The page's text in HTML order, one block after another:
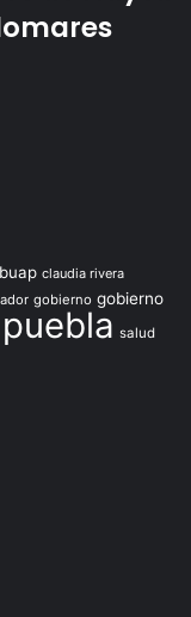
buap claudia rivera
gobierno gobierno
puebla salud